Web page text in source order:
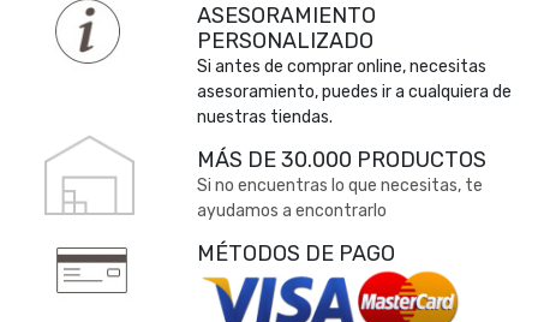
ASESORAMIENTO
PERSONALIZADO
Si antes de comprar online, necesitas
asesoramiento, puedes ir a cualquiera de
nuestras tiendas.
MÁS DE 30.000 PRODUCTOS
Si no encuentras lo que necesitas, te
ayudamos a encontrarlo
MÉTODOS DE PAGO